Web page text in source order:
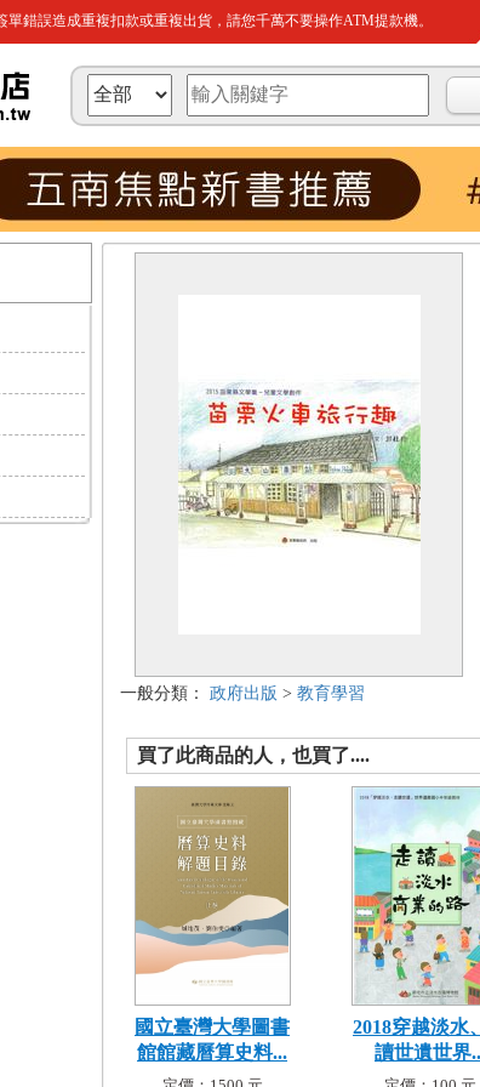
錯誤造成重複扣款或重複出貨，請您千萬不要操作ATM提款機。
一般分類： 政府出版 > 教育學習
買了此商品的人，也買了....
國立臺灣大學圖書
館館藏曆算史料...
2018穿越淡水
讀世遺世界